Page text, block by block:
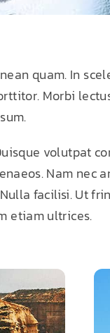
quam. In
Morbi
volutpat
Nam nec
facilisi. Ut
etiam ultrices.